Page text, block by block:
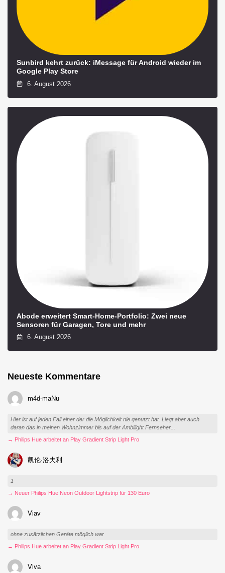
Sunbird kehrt zurück: iMessage für Android wieder im
Google Play Store
6. August 2026
Abode erweitert Smart-Home-Portfolio: Zwei neue
Sensoren für Garagen, Tore und mehr
6. August 2026
Neueste Kommentare
m4d-maNu
Hier ist auf jeden Fall einer der die Möglichkeit nie genutzt hat. Liegt aber auch
daran das in meinen Wohnzimmer bis auf der Ambilight Fernseher...
→ Philips Hue arbeitet an Play Gradient Strip Light Pro
凯伦·洛夫利
1
→ Neuer Philips Hue Neon Outdoor Lightstrip für 130 Euro
Viav
ohne zusätzlichen Geräte möglich war
→ Philips Hue arbeitet an Play Gradient Strip Light Pro
Viva